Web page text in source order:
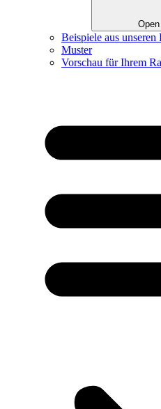
Beispiele aus unseren
Muster
Vorschau für Ihrem